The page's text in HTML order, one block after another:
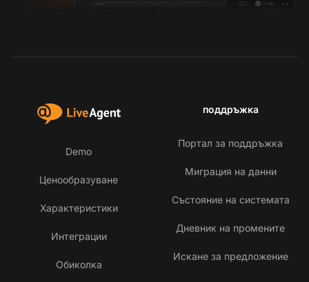
Demo
Ценообразуване
Характеристики
Интеграции
Обиколка
поддръжка
Портал за поддръжка
Миграция на данни
Състояние на системата
Дневник на промените
Искане за предложение